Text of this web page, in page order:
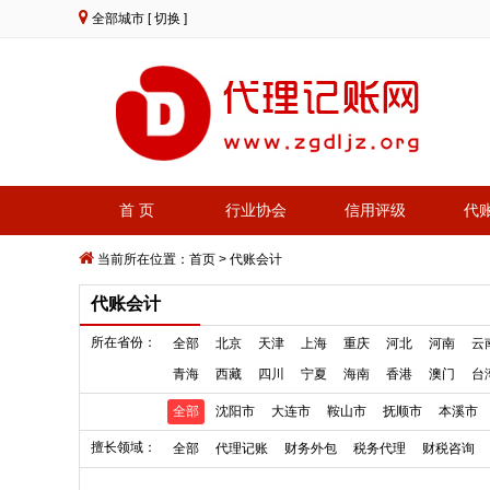
全部城市 [ 切换 ]
首 页 行业协会 信用评级 代
当前所在位置： 首页 > 代账会计
代账会计
所在省份： 全部 北京 天津 上海 重庆 河北 河南
云
青海
西藏 四川 宁夏 海南 香港 澳门 台
全部 沈阳市 大连市 鞍山市 抚顺市 本溪市
擅长领域： 全部 代理记账 财务外包 税务代理 财税咨询